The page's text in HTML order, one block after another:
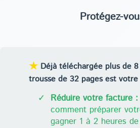
Protégez-
★ Déjà téléchargée plus de
trousse de 32 pages est
✓ Réduire votre facture :
comment préparer
gagner 1 à 2 heures